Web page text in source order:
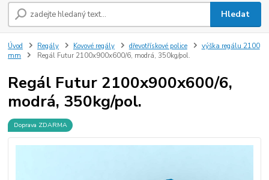
Hledat
Úvod Regály Kovové regály dřevotřískové police
výška regálu 2100
mm
Regál Futur 2100x900x600/6, modrá, 350kg/pol.
Regál Futur 2100x900x600/6,
modrá, 350kg/pol.
Doprava ZDARMA